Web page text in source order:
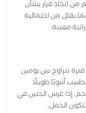
من اتخاذ قرار بشأن
يقلل من احتمالية
معينة.
تتراوح بين يومين
أنبوبًا طويلًا
إذا غرس الجنين في
الحمل.